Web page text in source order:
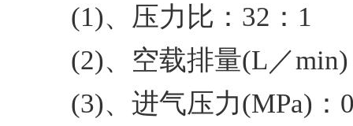
(1)、压力比：32：1
(2)、空载排量(L／
(3)、进气压力(MPa)：